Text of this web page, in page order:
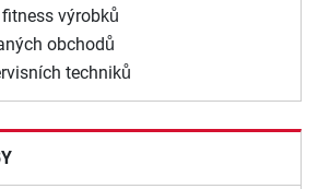
výrobků
obchodů
techniků